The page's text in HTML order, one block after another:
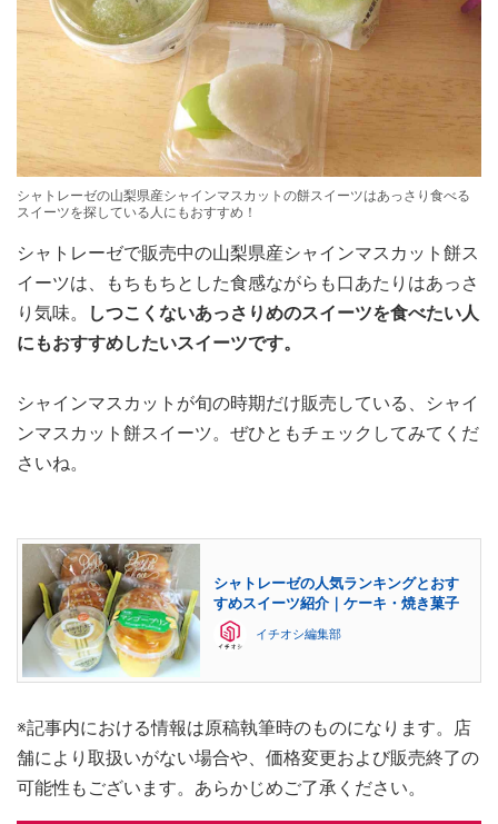
シャトレーゼの山梨県産シャインマスカットの餅スイーツはあっさり食べる
スイーツを探している人にもおすすめ！
シャトレーゼで販売中の山梨県産シャインマスカット餅ス
イーツは、もちもちとした食感ながらも口あたりはあっさ
り気味。
しつこくないあっさりめのスイーツを食べたい人
にもおすすめしたいスイーツです。
シャインマスカットが旬の時期だけ販売している、シャイ
ンマスカット餅スイーツ。ぜひともチェックしてみてくだ
さいね。
シャトレーゼの人気ランキングとおす
すめスイーツ紹介｜ケーキ・焼き菓子
イチオシ編集部
※記事内における情報は原稿執筆時のものになります。店
舗により取扱いがない場合や、価格変更および販売終了の
可能性もございます。あらかじめご了承ください。